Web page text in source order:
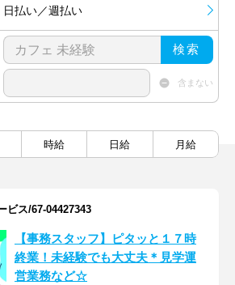
日払い／週払い
検索
含まない
時給 日給 月給
ビス/67-04427343
【事務スタッフ】ピタッと１７時
終業！未経験でも大丈夫＊見学運
営業務など☆